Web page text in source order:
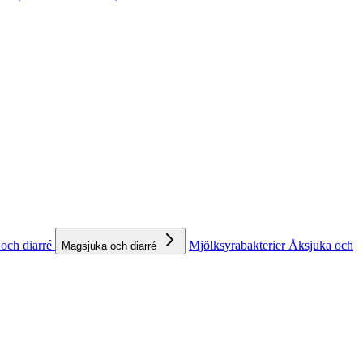
diarré Magsjuka och diarré Mjölksyrabakterier Åksjuka och